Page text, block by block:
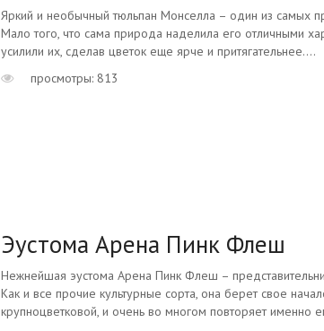
Яркий и необычный тюльпан Монселла – один из самых
Мало того, что сама природа наделила его отличными
усилили их, сделав цветок еще ярче и притягательнее....
просмотры: 813
Эустома Арена Пинк Флеш
Нежнейшая эустома Арена Пинк Флеш –
Как и все прочие культурные сорта, она берет свое
крупноцветковой, и очень во многом повторяет именно